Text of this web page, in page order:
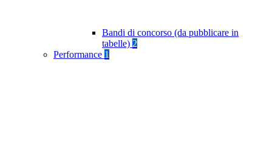
Bandi di concorso (da pubblicare in
tabelle) 2
Performance 1